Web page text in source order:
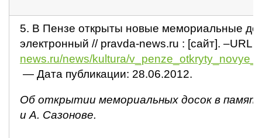
5. В Пензе открыты новые мемориальные
электронный // pravda-news.ru : [сайт]. –URL :
news.ru/news/kultura/
— Дата публикации: 28.06.2012.
Об открытии мемориальных досок в
и А. Сазонове.